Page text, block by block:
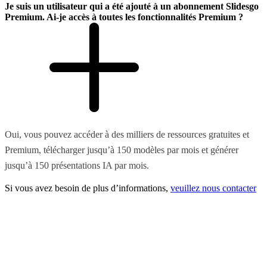
Je suis un utilisateur qui a été ajouté à un abonnement Slidesgo
Premium. Ai-je accès à toutes les fonctionnalités Premium ?
Oui, vous pouvez accéder à des milliers de ressources gratuites et
Premium, télécharger jusqu’à 150 modèles par mois et générer
jusqu’à 150 présentations IA par mois.
Si vous avez besoin de plus d’informations, veuillez nous contacter